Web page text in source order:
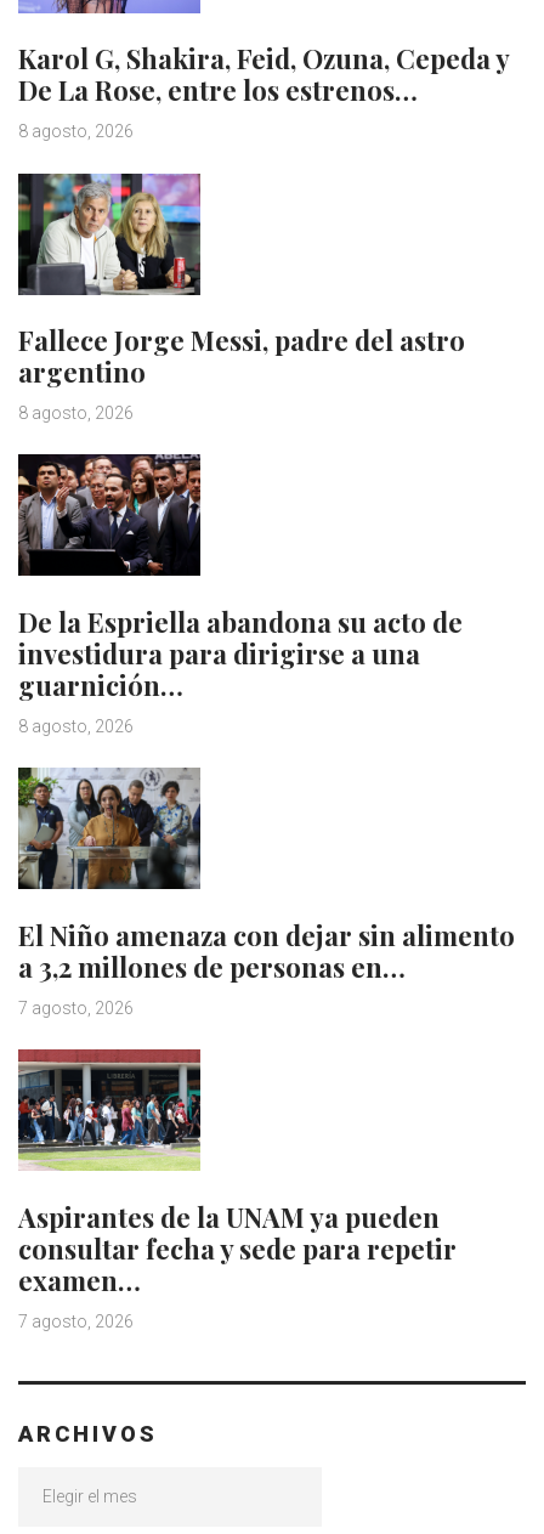
Karol G, Shakira, Feid, Ozuna, Cepeda y
De La Rose, entre los estrenos…
8 agosto, 2026
Fallece Jorge Messi, padre del astro
argentino
8 agosto, 2026
De la Espriella abandona su acto de
investidura para dirigirse a una
guarnición…
8 agosto, 2026
El Niño amenaza con dejar sin alimento
a 3,2 millones de personas en…
7 agosto, 2026
Aspirantes de la UNAM ya pueden
consultar fecha y sede para repetir
examen…
7 agosto, 2026
ARCHIVOS